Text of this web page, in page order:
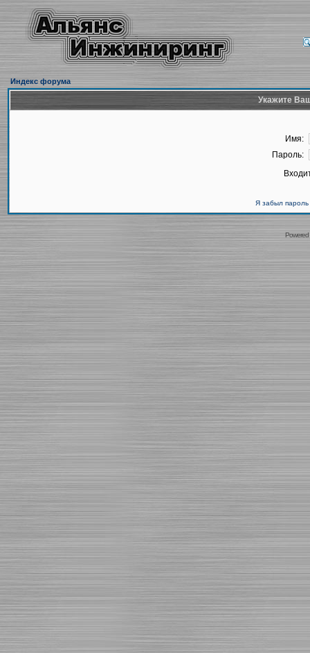
Индекс форума
Укажите
Имя:
Пароль:
Я забыл пароль